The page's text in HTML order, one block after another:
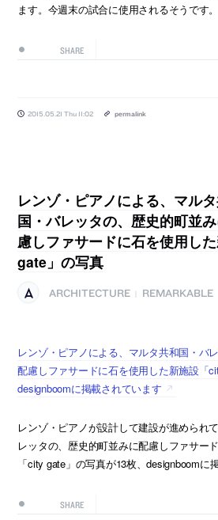
ます。今週末の試合に使用されるそうです。
SHARE
2015.05.21 Thu 11:02 permalink
レンゾ・ピアノによる、マル
国・バレッタの、歴史的町並
慮しファサードに石を使用し
gate」の写真
ARCHITECTURE REMARKABLE
レンゾ・ピアノによる、マルタ共和国・バ
配慮しファサードに石を使用した新施設「
designboomに掲載されています
レンゾ・ピアノが設計して建設が進められ
レッタの、歴史的町並みに配慮しファサー
「city gate」の写真が13枚、designboomに
SHARE